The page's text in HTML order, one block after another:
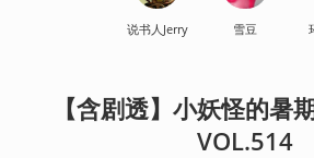
说书人Jerry 雪豆
【含剧透】小妖怪的暑
VOL.514